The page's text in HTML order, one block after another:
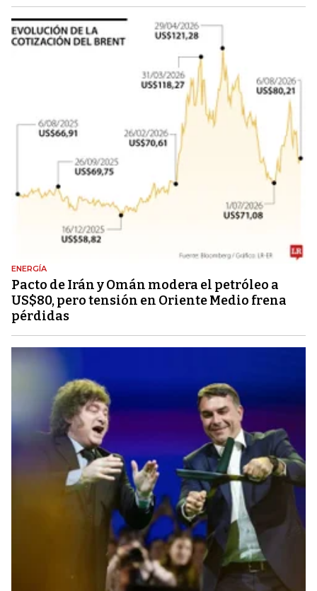
ENERGÍA
Pacto de Irán y Omán modera el petróleo a
US$80, pero tensión en Oriente Medio frena
pérdidas